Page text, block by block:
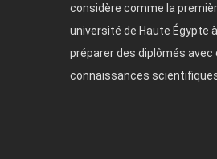
considère comme la
université de Haute Égypte à
préparer des diplômés avec
connaissances